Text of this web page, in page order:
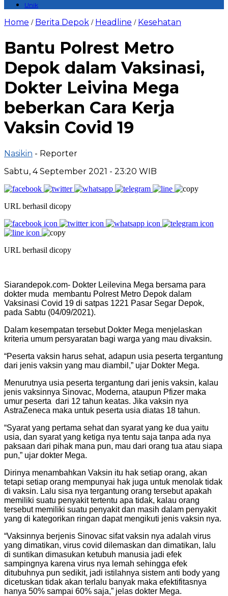
Unik
Home / Berita Depok / Headline / Kesehatan
Bantu Polrest Metro
Depok dalam Vaksinasi,
Dokter Leivina Mega
beberkan Cara Kerja
Vaksin Covid 19
Nasikin - Reporter
Sabtu, 4 September 2021 - 23:20 WIB
URL berhasil dicopy
URL berhasil dicopy
Siarandepok.com- Dokter Leilevina Mega bersama para
dokter muda membantu Polrest Metro Depok dalam
Vaksinasi Covid 19 di satpas 1221 Pasar Segar Depok,
pada Sabtu (04/09/2021).
Dalam kesempatan tersebut Dokter Mega menjelaskan
kriteria umum persyaratan bagi warga yang mau divaksin.
“Peserta vaksin harus sehat, adapun usia peserta tergantung
dari jenis vaksin yang mau diambil,” ujar Dokter Mega.
Menurutnya usia peserta tergantung dari jenis vaksin, kalau
jenis vaksinnya Sinovac, Moderna, ataupun Pfizer maka
umur peserta dari 12 tahun keatas. Jika vaksin nya
AstraZeneca maka untuk peserta usia diatas 18 tahun.
“Syarat yang pertama sehat dan syarat yang ke dua yaitu
usia, dan syarat yang ketiga nya tentu saja tanpa ada nya
paksaan dari pihak mana pun, mau dari orang tua atau siapa
pun,” ujar dokter Mega.
Dirinya menambahkan Vaksin itu hak setiap orang, akan
tetapi setiap orang mempunyai hak juga untuk menolak tidak
di vaksin. Lalu sisa nya tergantung orang tersebut apakah
memiliki suatu penyakit tertentu apa tidak, kalau orang
tersebut memiliki suatu penyakit dan masih dalam penyakit
yang di kategorikan ringan dapat mengikuti jenis vaksin nya.
“Vaksinnya berjenis Sinovac sifat vaksin nya adalah virus
yang dimatikan, virus covid dilemaskan dan dimatikan, lalu
di suntikan dimasukan ketubuh manusia jadi efek
sampingnya karena virus nya lemah sehingga efek
ditubuhnya pun sedikit, jadi istilahnya sistem anti body yang
dicetuskan tidak akan terlalu banyak maka efektifitasnya
hanya 50% sampai 60% saja,” jelas dokter Mega.